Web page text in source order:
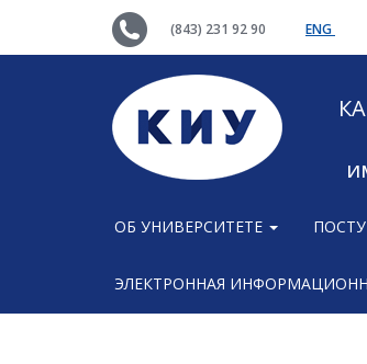
(843) 231 92 90 ENG
ОБ УНИВЕРСИТЕТЕ
ЭЛЕКТРОННАЯ